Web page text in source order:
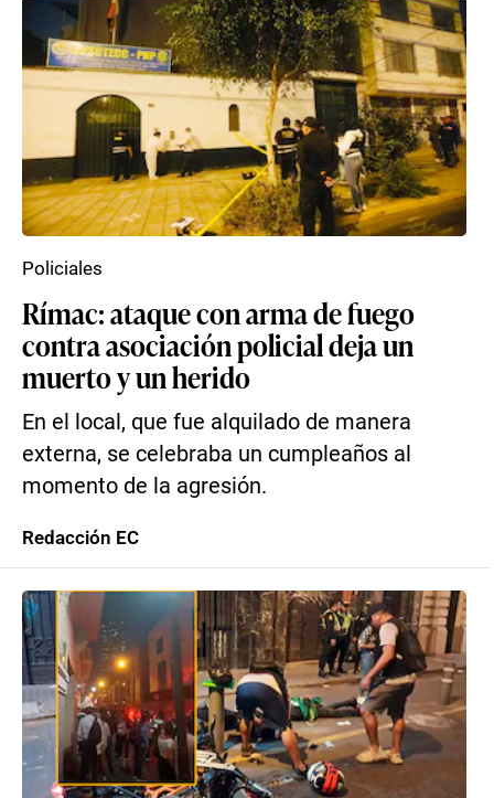
Rímac: ataque con arma de fuego
contra asociación policial deja un
muerto y un herido
En el local, que fue alquilado de manera
externa, se celebraba un cumpleaños al
momento de la agresión.
Policiales
Redacción EC